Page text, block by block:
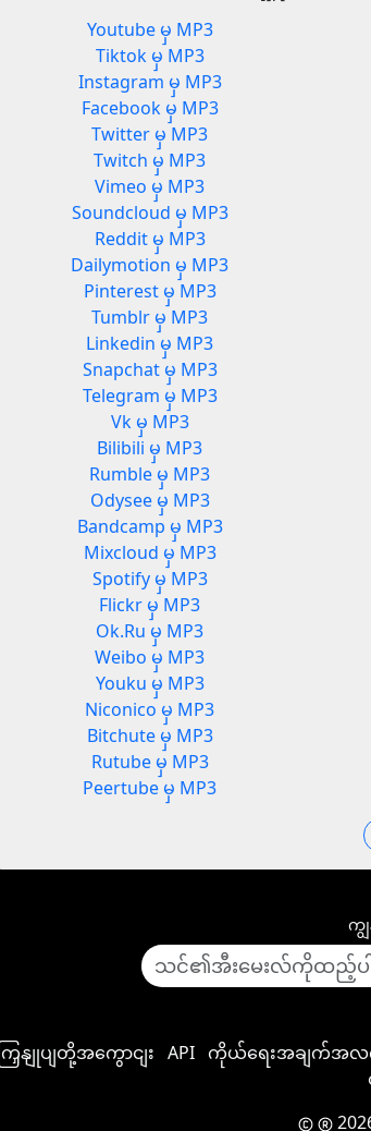
Youtube မှ MP3
Tiktok မှ MP3
Instagram မှ MP3
Facebook မှ MP3
Twitter မှ MP3
Twitch မှ MP3
Vimeo မှ MP3
Soundcloud မှ MP3
Reddit မှ MP3
Dailymotion မှ MP3
Pinterest မှ MP3
Tumblr မှ MP3
Linkedin မှ MP3
Snapchat မှ MP3
Telegram မှ MP3
Vk မှ MP3
Bilibili မှ MP3
Rumble မှ MP3
Odysee မှ MP3
Bandcamp မှ MP3
Mixcloud မှ MP3
Spotify မှ MP3
Flickr မှ MP3
Ok.Ru မှ MP3
Weibo မှ MP3
Youku မှ MP3
Niconico မှ MP3
Bitchute မှ MP3
Rutube မှ MP3
Peertube မှ MP3
က
ကြှနျုပျတို့အကွောငျး API ကိုယ်ရေးအချက်အလ